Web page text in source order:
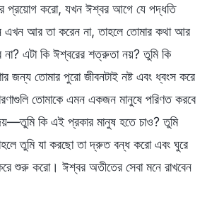
প্রয়োগ করো, যখন ঈশ্বর আগে যে পদ্ধতি
এখন আর তা করেন না, তাহলে তোমার কথা আর
না? এটা কি ঈশ্বরের শত্রুতা নয়? তুমি কি
জন্য তোমার পুরো জীবনটাই নষ্ট এবং ধ্বংস করে
তোমাকে এমন একজন মানুষে পরিণত করবে
কি এই প্রকার মানুষ হতে চাও? তুমি
তুমি যা করছো তা দ্রুত বন্ধ করো এবং ঘুরে
শুরু করো। ঈশ্বর অতীতের সেবা মনে রাখবেন